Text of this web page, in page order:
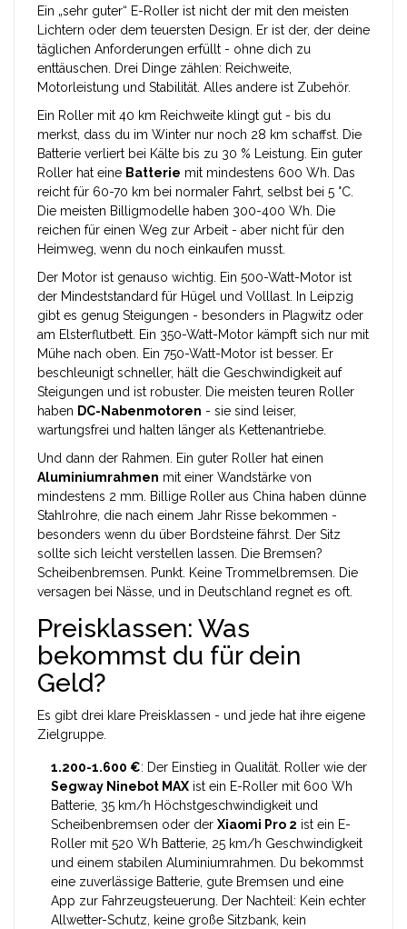
Ein „sehr guter“ E-Roller ist nicht der mit den meisten
Lichtern oder dem teuersten Design. Er ist der, der deine
täglichen Anforderungen erfüllt - ohne dich zu
enttäuschen. Drei Dinge zählen: Reichweite,
Motorleistung und Stabilität. Alles andere ist Zubehör.
Ein Roller mit 40 km Reichweite klingt gut - bis du
merkst, dass du im Winter nur noch 28 km schaffst. Die
Batterie verliert bei Kälte bis zu 30 % Leistung. Ein guter
Roller hat eine Batterie mit mindestens 600 Wh. Das
reicht für 60-70 km bei normaler Fahrt, selbst bei 5 °C.
Die meisten Billigmodelle haben 300-400 Wh. Die
reichen für einen Weg zur Arbeit - aber nicht für den
Heimweg, wenn du noch einkaufen musst.
Der Motor ist genauso wichtig. Ein 500-Watt-Motor ist
der Mindeststandard für Hügel und Volllast. In Leipzig
gibt es genug Steigungen - besonders in Plagwitz oder
am Elsterflutbett. Ein 350-Watt-Motor kämpft sich nur mit
Mühe nach oben. Ein 750-Watt-Motor ist besser. Er
beschleunigt schneller, hält die Geschwindigkeit auf
Steigungen und ist robuster. Die meisten teuren Roller
haben DC-Nabenmotoren - sie sind leiser,
wartungsfrei und halten länger als Kettenantriebe.
Und dann der Rahmen. Ein guter Roller hat einen
Aluminiumrahmen mit einer Wandstärke von
mindestens 2 mm. Billige Roller aus China haben dünne
Stahlrohre, die nach einem Jahr Risse bekommen -
besonders wenn du über Bordsteine fährst. Der Sitz
sollte sich leicht verstellen lassen. Die Bremsen?
Scheibenbremsen. Punkt. Keine Trommelbremsen. Die
versagen bei Nässe, und in Deutschland regnet es oft.
Preisklassen: Was
bekommst du für dein
Geld?
Es gibt drei klare Preisklassen - und jede hat ihre eigene
Zielgruppe.
1.200-1.600 €: Der Einstieg in Qualität. Roller wie der
Segway Ninebot MAX ist ein E-Roller mit 600 Wh
Batterie, 35 km/h Höchstgeschwindigkeit und
Scheibenbremsen oder der Xiaomi Pro 2 ist ein E-
Roller mit 520 Wh Batterie, 25 km/h Geschwindigkeit
und einem stabilen Aluminiumrahmen . Du bekommst
eine zuverlässige Batterie, gute Bremsen und eine
App zur Fahrzeugsteuerung. Der Nachteil: Kein echter
Allwetter-Schutz, keine große Sitzbank, kein